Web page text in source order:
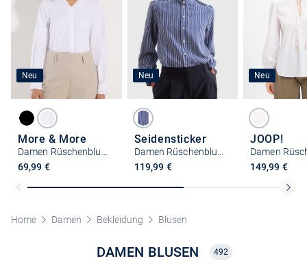
Neu
More & More
69,99 €
Neu
Seidensticker
119,99 €
Neu
JOOP!
149,99 €
Home Damen Bekleidung Blusen
DAMEN BLUSEN 492